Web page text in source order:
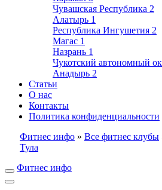
Чувашская Республика 2
Алатырь 1
Республика Ингушетия 2
Магас 1
Назрань 1
Чукотский автономный
Анадырь 2
Статьи
О нас
Контакты
Политика конфиденциальности
Фитнес инфо » Все фитнес клубы
Тула
Фитнес инфо